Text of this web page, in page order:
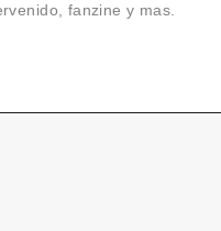
fanzine y mas.